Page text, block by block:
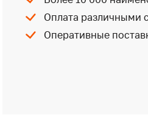
Оплата различными
Оперативные